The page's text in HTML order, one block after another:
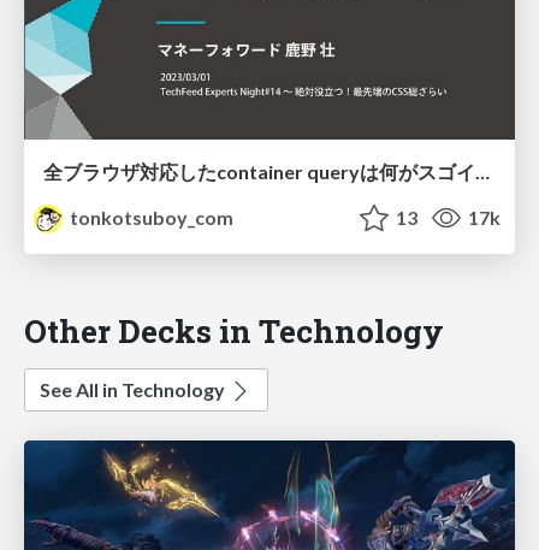
全ブラウザ対応したcontainer queryは何がスゴイのか？
tonkotsuboy_com
13 17k
Other Decks in Technology
See All in Technology